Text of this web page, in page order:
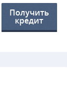
Получить
кредит